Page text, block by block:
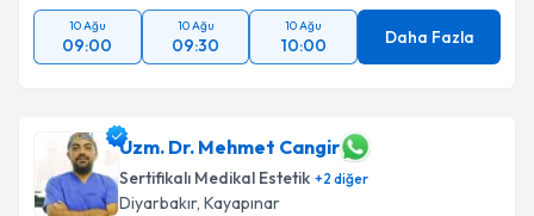
10 Ağu
09:00
10 Ağu
09:30
10 Ağu
10:00 Daha Fazla
Uzm. Dr. Mehmet Cangir
Sertifikalı Medikal Estetik +2 diğer
Diyarbakır, Kayapınar